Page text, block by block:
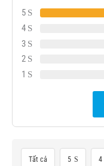
5
4
3
2
1
Tất cả 5 4